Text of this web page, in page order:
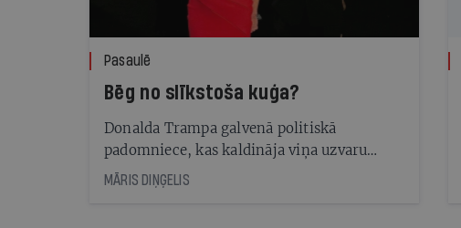
Pasaulē
Bēg no slīkstoša kuģa?
Donalda Trampa galvenā politiskā
padomniece, kas kaldināja viņa uzvaru
pirms četriem gadiem, pēkšņi paziņo par
aiziešanu no Baltā nama
MĀRIS DIŅĢELIS